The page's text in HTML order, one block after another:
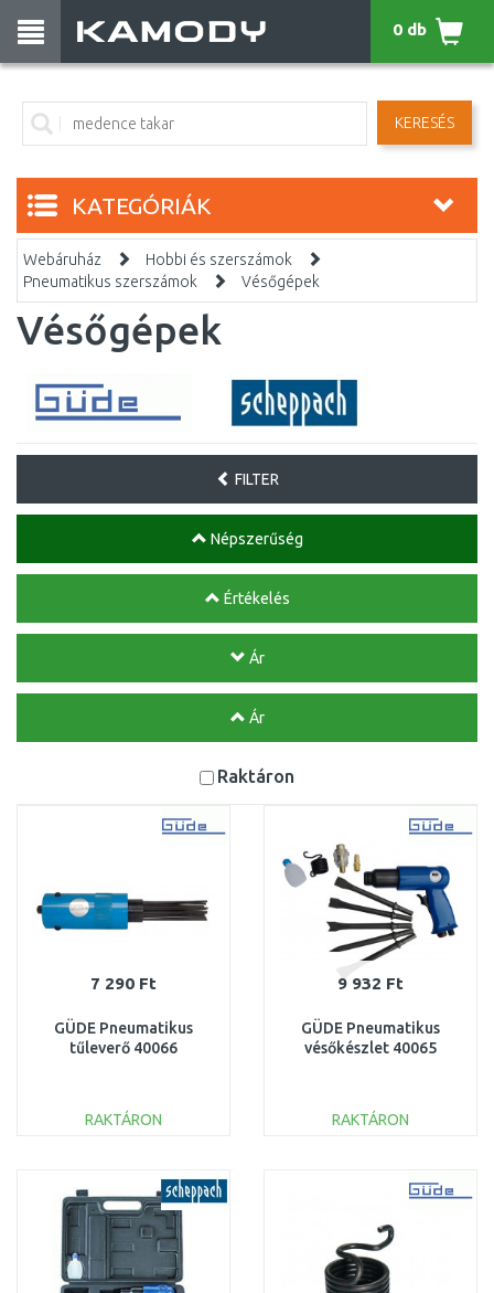
KERESÉS
0 db
KATEGÓRIÁK
Webáruház
Hobbi és szerszámok
Pneumatikus szerszámok
Vésőgépek
Vésőgépek
FILTER
Népszerűség
Értékelés
Ár
Ár
Raktáron
7 290 Ft
GÜDE Pneumatikus
tűleverő 40066
RAKTÁRON
Összehasonlítás
9 932 Ft
GÜDE Pneumatikus
vésőkészlet 40065
RAKTÁRON
Összehasonlítás